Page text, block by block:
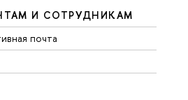
И СОТРУДНИКАМ
почта